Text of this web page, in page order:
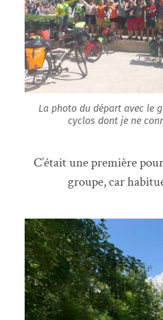
La photo du départ avec le
cyclos dont je ne
C’était une première
groupe, car